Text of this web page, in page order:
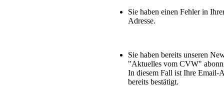
Sie haben einen Fehler in
Adresse.
Sie haben bereits unseren
"Aktuelles vom CVW"
In diesem Fall ist Ihre Email-
bereits bestätigt.